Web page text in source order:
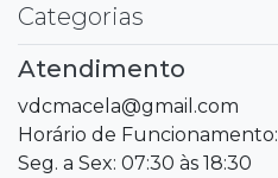
Categorias
Atendimento
vdcmacela@gmail.com
Horário de Funcionamento:
Seg. a Sex: 07:30 às 18:30